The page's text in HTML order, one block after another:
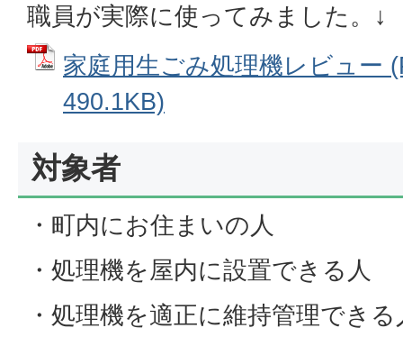
職員が実際に使ってみました。↓
家庭用生ごみ処理機レビュー
490.1KB)
対象者
・町内にお住まいの人
・処理機を屋内に設置できる人
・処理機を適正に維持管理できる